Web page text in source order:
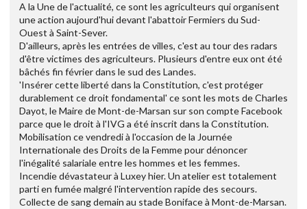
A la Une de l'actualité, ce sont les agriculteurs qui organisent
une action aujourd'hui devant l'abattoir Fermiers du Sud-
Ouest à Saint-Sever.
D'ailleurs, après les entrées de villes, c'est au tour des radars
d'être victimes des agriculteurs. Plusieurs d'entre eux ont été
bâchés fin février dans le sud des Landes.
'Insérer cette liberté dans la Constitution, c'est protéger
durablement ce droit fondamental' ce sont les mots de Charles
Dayot, le Maire de Mont-de-Marsan sur son compte Facebook
parce que le droit à l'IVG a été inscrit dans la Constitution.
Mobilisation ce vendredi à l'occasion de la Journée
Internationale des Droits de la Femme pour dénoncer
l'inégalité salariale entre les hommes et les femmes.
Incendie dévastateur à Luxey hier. Un atelier est totalement
parti en fumée malgré l'intervention rapide des secours.
Collecte de sang demain au stade Boniface à Mont-de-Marsan.